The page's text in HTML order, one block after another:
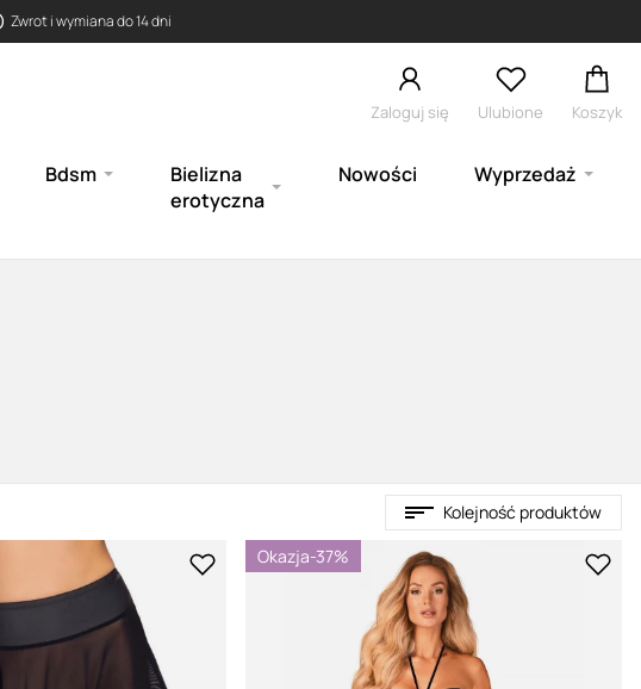
Zwrot i wymiana do 14 dni
Zaloguj się Ulubione Koszyk
Bdsm
Bielizna
erotyczna
Nowości Wyprzedaż
Kolejność produktów
Okazja-37%